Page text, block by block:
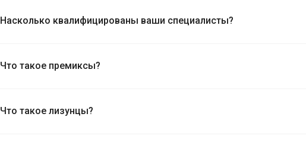
Насколько квалифицированы ваши специалисты?
Что такое премиксы?
Что такое лизунцы?